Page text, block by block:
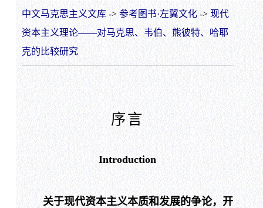
中文马克思主义文库-> 参考图书·左翼文化-> 现代
资本主义理论——对马克思、韦伯、熊彼特、哈耶
克的比较研究
序言
Introduction
关于现代资本主义本质和发展的争论，开